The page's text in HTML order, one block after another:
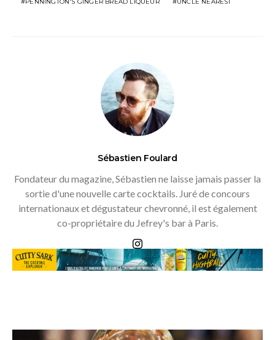
Sébastien Foulard
Fondateur du magazine, Sébastien ne laisse jamais passer la
sortie d'une nouvelle carte cocktails. Juré de concours
internationaux et dégustateur chevronné, il est également
co-propriétaire du Jefrey's bar à Paris.